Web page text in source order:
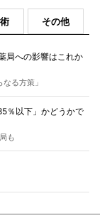
その他
局への影響はこれか
る方策」
％以下」かどうかで
も